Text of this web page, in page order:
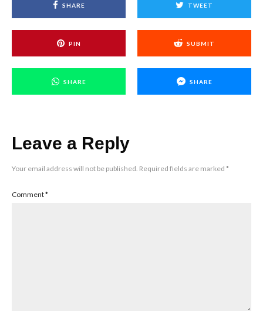
SHARE TWEET
PIN SUBMIT
SHARE SHARE
Leave a Reply
Your email address will not be published. Required fields are marked *
Comment*